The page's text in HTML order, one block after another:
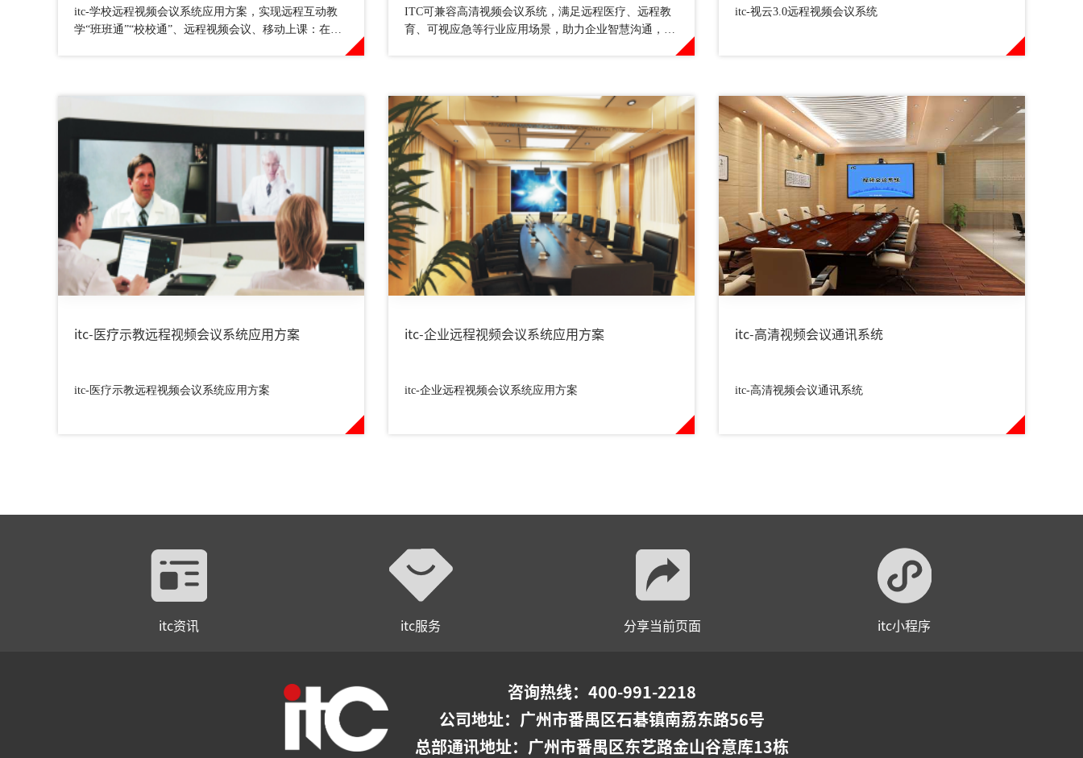
itc-学校远程视频会议系统应用方案，实现远程互动教
学“班班通”“校校通”、远程视频会议、移动上课：在线
ITC可兼容高清视频会议系统，满足远程医疗、远程教
育、可视应急等行业应用场景，助力企业智慧沟通，高
itc-视云3.0远程视频会议系统
itc-医疗示教远程视频会议系统应用方案
itc-医疗示教远程视频会议系统应用方案
itc-企业远程视频会议系统应用方案
itc-企业远程视频会议系统应用方案
itc-高清视频会议通讯系统
itc-高清视频会议通讯系统
itc资讯 itc服务 分享当前页面 itc小程序
咨询热线：400-991-2218
公司地址：广州市番禺区石碁镇南荔东路56号
总部通讯地址：广州市番禺区东艺路金山谷意库13栋